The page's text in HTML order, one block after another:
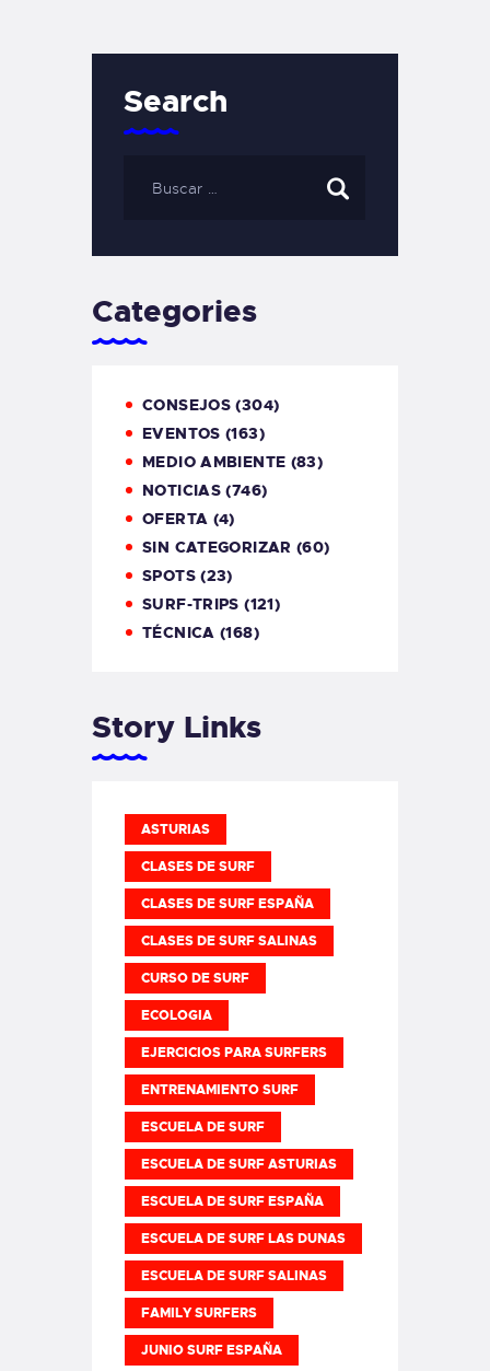
Search
Categories
CONSEJOS (304)
EVENTOS (163)
MEDIO AMBIENTE (83)
NOTICIAS (746)
OFERTA (4)
SIN CATEGORIZAR (60)
SPOTS(23)
SURF-TRIPS (121)
TÉCNICA (168)
Story Links
ASTURIAS
CLASES DE SURF
CLASES DE SURF ESPAÑA
CLASES DE SURF SALINAS
CURSO DE SURF
ECOLOGIA
EJERCICIOS PARA SURFERS
ENTRENAMIENTO SURF
ESCUELA DE SURF
ESCUELA DE SURF ASTURIAS
ESCUELA DE SURF ESPAÑA
ESCUELA DE SURF LAS DUNAS
ESCUELA DE SURF SALINAS
FAMILY SURFERS
JUNIO SURF ESPAÑA